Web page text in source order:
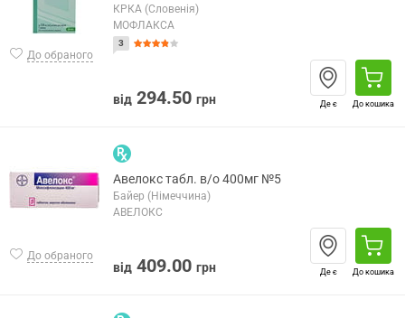
До обраного
КРКА (Словенія)
МОФЛАКСА
3
від 294.50 грн Де є До кошика
До обраного
Авелокс табл. в/о 400мг №5
Байер (Німеччина)
АВЕЛОКС
від 409.00 грн Де є До кошика